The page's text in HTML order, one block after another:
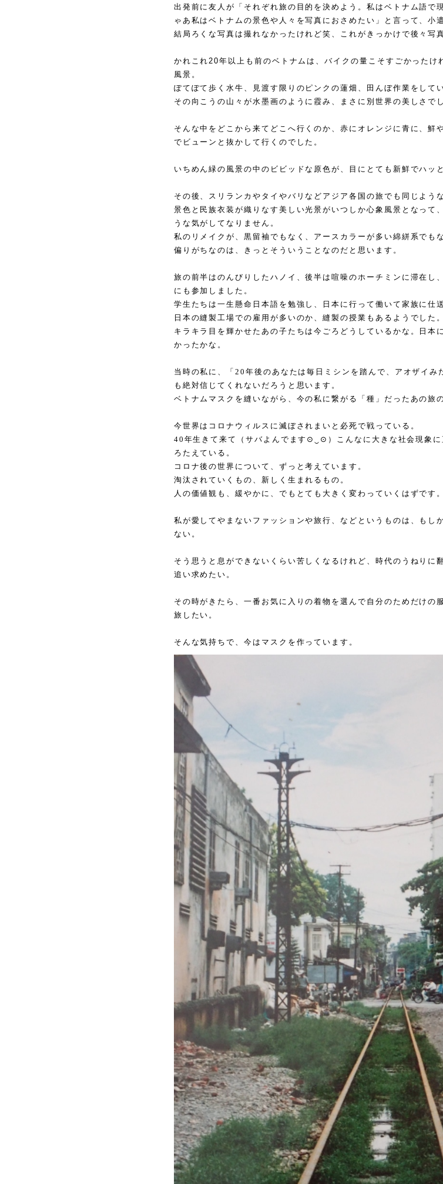
出発前に友人が「それぞれ旅の目的を決めよう。私はベトナム語で
ゃあ私はベトナムの景色や人々を写真におさめたい」と言って、小
結局ろくな写真は撮れなかったけれど笑、これがきっかけで後々写
かれこれ 20年以上も前のベトナムは、バイクの量こそすごかったけ
風景。
ぽてぽて歩く水牛、見渡す限りのピンクの蓮畑、田んぼ作業をして
その向こうの山々が水墨画のように霞み、まさに別世界の美しさでし
そんな中をどこから来てどこへ行くのか、赤にオレンジに青に、鮮
でビューンと抜かして行くのでした。
いちめん緑の風景の中のビビッドな原色が、目にとても新鮮でハッ
その後、スリランカやタイやバリなどアジア各国の旅でも同じよう
景色と民族衣装が織りなす美しい光景がいつしか心象風景となって
うな気がしてなりません。
私のリメイクが、黒留袖でもなく、アースカラーが多い綿絣系でも
偏りがちなのは、きっとそういうことなのだと思います。
旅の前半はのんびりしたハノイ、後半は喧噪のホーチミンに滞在し
にも参加しました。
学生たちは一生懸命日本語を勉強し、日本に行って働いて家族に仕
日本の縫製工場での雇用が多いのか、縫製の授業もあるようでした。
キラキラ目を輝かせたあの子たちは今ごろどうしているかな。
日本
かったかな。
当時の私に、「20 年後のあなたは毎日ミシンを踏んで、アオザイ
も絶対信じてくれないだろうと思います。
ベトナムマスクを縫いながら、今の私に繋がる「種」だったあの旅
今世界はコロナウィルスに滅ぼされまいと必死で戦っている。
40 年生きて来て（サバよんでます ⊙ ⊙ ）こんなに大きな社会現象
ろたえている。
コロナ後の世界について、ずっと考えています。
淘汰されていくもの、新しく生まれるもの。
人の価値観も、緩やかに、でもとても大きく変わっていくはずです。
私が愛してやまないファッションや旅行、などというものは、もし
ない。
そう思うと息ができないくらい苦しくなるけれど、時代のうねりに
追い求めたい。
その時がきたら、一番お気に入りの着物を選んで自分のためだけの
旅したい。
そんな気持ちで、今はマスクを作っています。